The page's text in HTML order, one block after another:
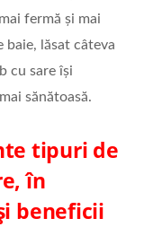
fermă și mai
baie, lăsat câteva
cu sare își
sănătoasă.
tipuri de
în
beneficii